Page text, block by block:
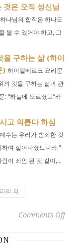
것은 오직 성신님
나님의 합작은 하나도
볼 수 있어야 하고, 그
을 구하는 삶 (하이
) 하이델베르크 요리문
의 것을 구하는 삶과 관
: “하늘에 오르셨고”라
고 의롭다 하심
수는 우리가 범죄한 것
여 살아나셨느니라."
이 죄인 된 것 같이,...
의 의
Comments Offon